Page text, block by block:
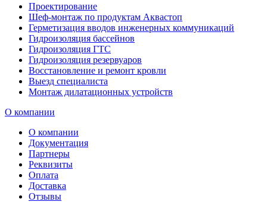
Проектирование
Шеф-монтаж по продуктам Аквастоп
Герметизация вводов инженерных коммуникаций
Гидроизоляция бассейнов
Гидроизоляция ГТС
Гидроизоляция резервуаров
Восстановление и ремонт кровли
Выезд специалиста
Монтаж дилатационных устройств
О компании
О компании
Документация
Партнеры
Реквизиты
Оплата
Доставка
Отзывы